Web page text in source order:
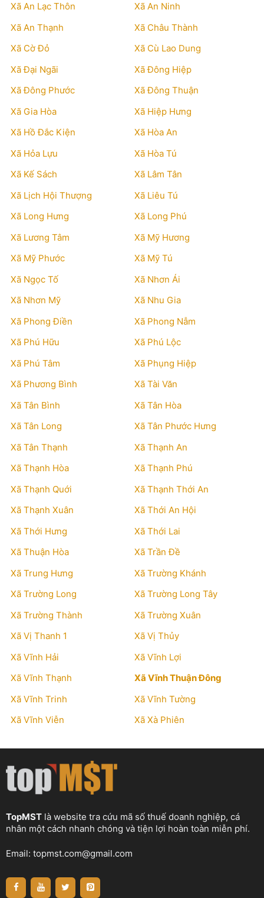
Xã An Lạc Thôn
Xã An Ninh
Xã An Thạnh
Xã Châu Thành
Xã Cờ Đỏ
Xã Cù Lao Dung
Xã Đại Ngãi
Xã Đông Hiệp
Xã Đông Phước
Xã Đông Thuận
Xã Gia Hòa
Xã Hiệp Hưng
Xã Hồ Đắc Kiện
Xã Hòa An
Xã Hỏa Lựu
Xã Hòa Tú
Xã Kế Sách
Xã Lâm Tân
Xã Lịch Hội Thượng
Xã Liêu Tú
Xã Long Hưng
Xã Long Phú
Xã Lương Tâm
Xã Mỹ Hương
Xã Mỹ Phước
Xã Mỹ Tú
Xã Ngọc Tố
Xã Nhơn Ái
Xã Nhơn Mỹ
Xã Nhu Gia
Xã Phong Điền
Xã Phong Nẫm
Xã Phú Hữu
Xã Phú Lộc
Xã Phú Tâm
Xã Phụng Hiệp
Xã Phương Bình
Xã Tài Văn
Xã Tân Bình
Xã Tân Hòa
Xã Tân Long
Xã Tân Phước Hưng
Xã Tân Thạnh
Xã Thạnh An
Xã Thạnh Hòa
Xã Thạnh Phú
Xã Thạnh Quới
Xã Thạnh Thới An
Xã Thạnh Xuân
Xã Thới An Hội
Xã Thới Hưng
Xã Thới Lai
Xã Thuận Hòa
Xã Trần Đề
Xã Trung Hưng
Xã Trường Khánh
Xã Trường Long
Xã Trường Long Tây
Xã Trường Thành
Xã Trường Xuân
Xã Vị Thanh 1
Xã Vị Thủy
Xã Vĩnh Hải
Xã Vĩnh Lợi
Xã Vĩnh Thạnh
Xã Vĩnh Thuận Đông
Xã Vĩnh Trinh
Xã Vĩnh Tường
Xã Vĩnh Viễn
Xã Xà Phiên
TopMST là website tra cứu mã số thuế doanh nghiệp, cá
nhân một cách nhanh chóng và tiện lợi hoàn toàn miễn phí.
Email: topmst.com@gmail.com